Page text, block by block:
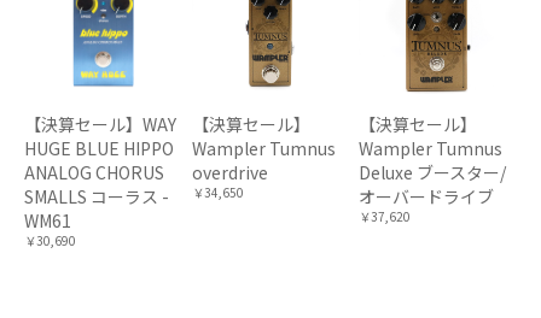
【決算セール】WAY
HUGE BLUE HIPPO
ANALOG CHORUS
SMALLS コーラス -
WM61
￥30,690
【決算セール】
Wampler Tumnus
overdrive
￥34,650
【決算セール】
Wampler Tumnus
Deluxe ブースター/
オーバードライブ
￥37,620